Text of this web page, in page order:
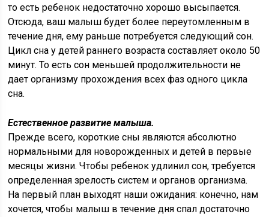
то есть ребенок недостаточно хорошо высыпается.
Отсюда, ваш малыш будет более переутомленным в
течение дня, ему раньше потребуется следующий сон.
Цикл сна у детей раннего возраста составляет около 50
минут. То есть сон меньшей продолжительности не
дает организму прохождения всех фаз одного цикла
сна.
Естественное развитие малыша.
Прежде всего, короткие сны являются абсолютно
нормальными для новорожденных и детей в первые
месяцы жизни. Чтобы ребенок удлинил сон, требуется
определенная зрелость систем и органов организма.
На первый план выходят наши ожидания: конечно, нам
хочется, чтобы малыш в течение дня спал достаточно